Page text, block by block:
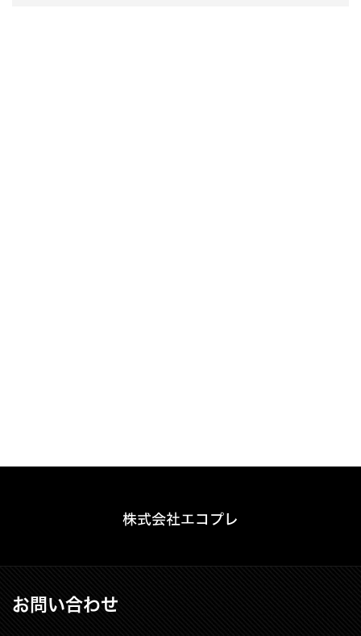
お問い合わせ